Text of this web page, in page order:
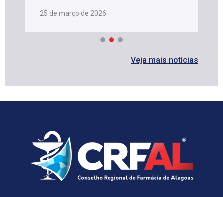
25 de março de 2026
Veja mais notícias